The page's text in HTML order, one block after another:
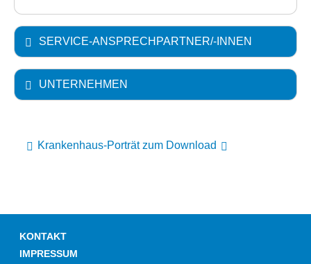
SERVICE-ANSPRECHPARTNER/-INNEN
UNTERNEHMEN
Krankenhaus-Porträt zum Download
KONTAKT
IMPRESSUM